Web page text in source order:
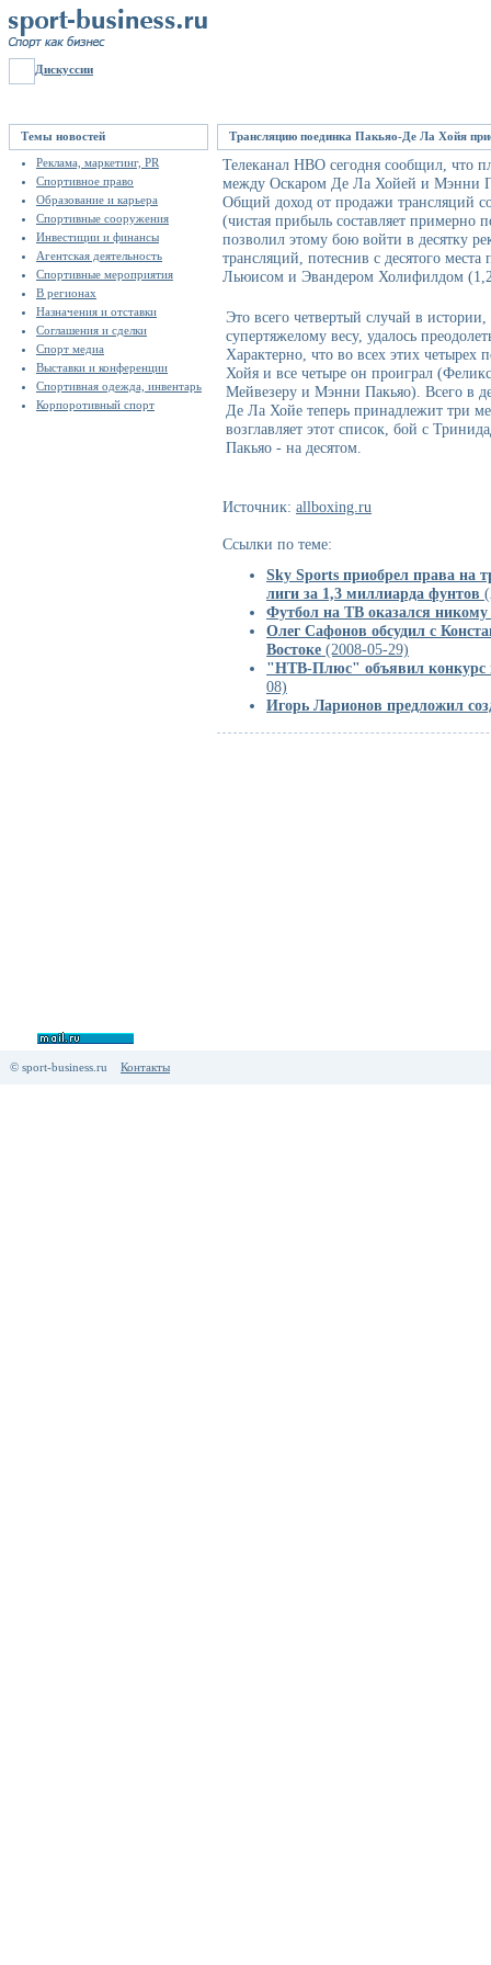
Дискуссии
Темы новостей
Реклама, маркетинг, PR
Спортивное право
Образование и карьера
Спортивные сооружения
Инвестиции и финансы
Агентская деятельность
Спортивные мероприятия
В регионах
Назначения и отставки
Соглашения и сделки
Спорт медиа
Выставки и конференции
Спортивная одежда, инвентарь
Корпоротивный спорт
Трансляцию поединка Пакьяо-Де Ла Хойя
Телеканал HBO сегодня сообщил, что
между Оскаром Де Ла Хойей и Мэнни
Общий доход от продажи трансляций
(чистая прибыль составляет примерно
позволил этому бою войти в десятку
трансляций, потеснив с десятого
Льюисом и Эвандером Холифилдом
Это всего четвертый случай в
супертяжелому весу, удалось
Характерно, что во всех этих
Хойя и все четыре он проиграл
Мейвезеру и Мэнни Пакьяо). Всего в
Де Ла Хойе теперь принадлежит три
возглавляет этот список, бой с
Пакьяо - на десятом.
Источник: allboxing.ru
Ссылки по теме:
Sky Sports приобрел права на
лиги за 1,3 миллиарда фунтов
Футбол на ТВ оказался никому
Олег Сафонов обсудил с
Востоке (2008-05-29)
"НТВ-Плюс" объявил
08)
Игорь Ларионов предложил
© sport-business.ru Контакты